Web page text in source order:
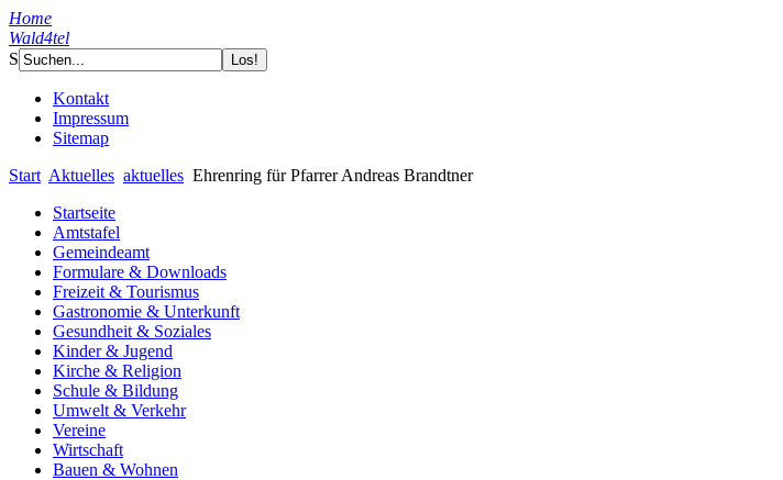
Home
Wald4tel
S
Kontakt
Impressum
Sitemap
Start Aktuelles aktuelles Ehrenring für Pfarrer Andreas Brandtner
Startseite
Amtstafel
Gemeindeamt
Formulare & Downloads
Freizeit & Tourismus
Gastronomie & Unterkunft
Gesundheit & Soziales
Kinder & Jugend
Kirche & Religion
Schule & Bildung
Umwelt & Verkehr
Vereine
Wirtschaft
Bauen & Wohnen